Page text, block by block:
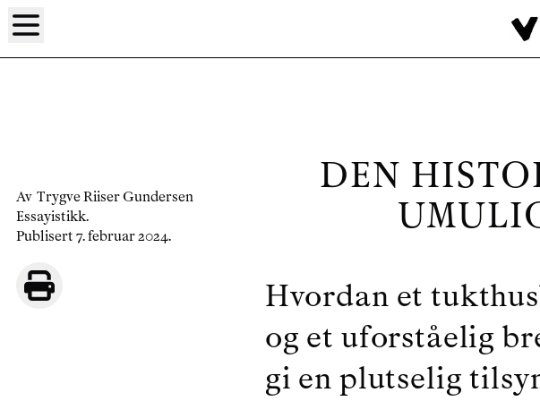
Av Trygve Riiser Gundersen
Essayistikk.
Publisert 7. februar 2024.
DEN
Hvordan et
og et uforståelig
gi en plutselig